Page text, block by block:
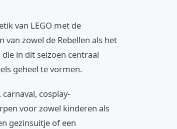
van LEGO met de
van zowel de Rebellen als het
in dit seizoen centraal
geheel te vormen.
cosplay-
voor zowel kinderen als
gezinsuitje of een